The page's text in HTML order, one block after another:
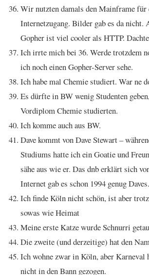
Wir nutzten damals den Mainframe für
Internetzugang. Bilder gab es da nicht.
Gopher ist viel cooler als HTTP.
Ich irrte mich bei 36. Werde trotzdem
ich noch einen Gopher-Server sehe.
Ich habe mal Chemie studiert. War ne
Es dürfte in BW wenig Studenten
Vordiplom Chemie studierten.
Ich komme auch aus BW.
Dave kommt von Dave Stewart –
Studiums hatte ich ein Goatie und
sähe aus wie er. Das dnb erklärt sich
Internet gab es schon 1994 genug Daves.
Ich finde Köln nicht schön, ist aber
sowas wie Heimat
Meine erste Katze wurde Schnurri
Die zweite (und derzeitige) hat den
Ich wohne zwar in Köln, aber Karneval
nicht in den Bann gezogen.